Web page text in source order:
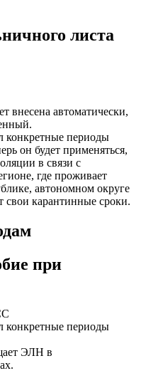
листа
внесена автоматически,
конкретные периоды
он будет применяться,
в связи с
где проживает
автономном округе
карантинные сроки.
при
конкретные периоды
ЭЛН в